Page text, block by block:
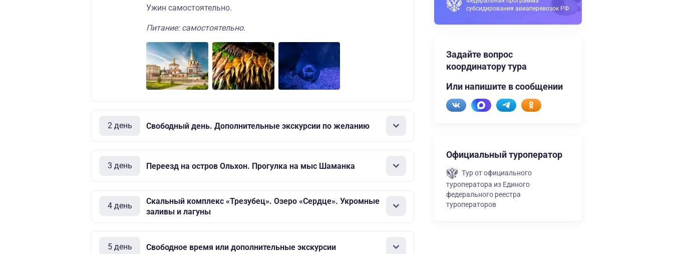
Ужин самостоятельно.
Питание: самостоятельно.
2 день Свободный день. Дополнительные экскурсии по желанию
3 день Переезд на остров Ольхон. Прогулка на мыс Шаманка
4 день
Скальный комплекс «Трезубец». Озеро «Сердце». Укромные
заливы и лагуны
5 день Свободное время или дополнительные экскурсии
субсидирования авиаперевозок РФ
Задайте вопрос
координатору тура
Или напишите в сообщении
Официальный туроператор
Тур от официального
туроператора из Единого
федерального реестра
туроператоров